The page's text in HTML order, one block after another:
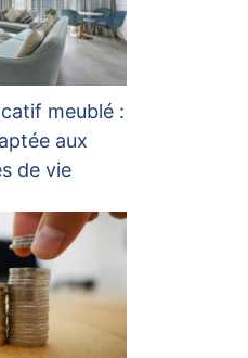
meublé :
aux
de vie